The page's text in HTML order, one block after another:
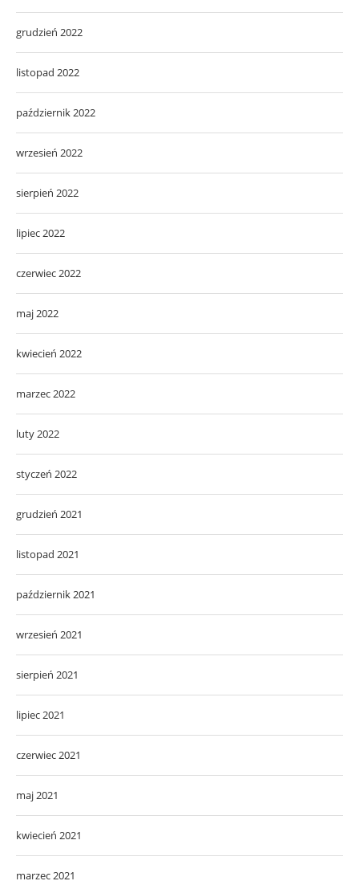
grudzień 2022
listopad 2022
październik 2022
wrzesień 2022
sierpień 2022
lipiec 2022
czerwiec 2022
maj 2022
kwiecień 2022
marzec 2022
luty 2022
styczeń 2022
grudzień 2021
listopad 2021
październik 2021
wrzesień 2021
sierpień 2021
lipiec 2021
czerwiec 2021
maj 2021
kwiecień 2021
marzec 2021